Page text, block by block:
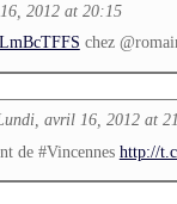
2012 at 20:15
chez
avril 16, 2012 at
de #Vincennes http://